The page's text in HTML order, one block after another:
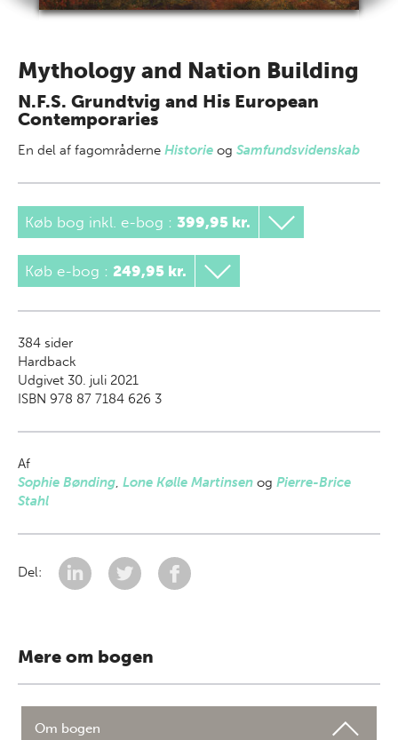
Mythology and Nation Building
N.F.S. Grundtvig and His European
Contemporaries
En del af fagområderne Historie og Samfundsvidenskab
Køb bog inkl. e-bog : 399,95 kr.
Køb e-bog : 249,95 kr.
384 sider
Hardback
Udgivet 30. juli 2021
ISBN 978 87 7184 626 3
Af
Sophie Bønding, Lone Kølle Martinsen og Pierre-Brice
Stahl
Del:
Mere om bogen
Om bogen